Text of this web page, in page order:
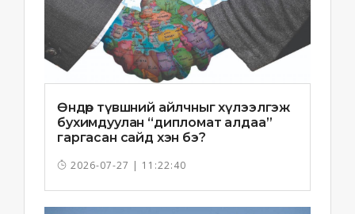
Өндөр түвшний айлчныг хүлээлгэж
бухимдуулан “дипломат алдаа”
гаргасан сайд хэн бэ?
2026-07-27 | 11:22:40